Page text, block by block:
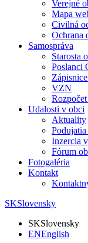
Verejné
Mapa
Civilná
Ochrana
Samospráva
Starosta
Poslanci
VZN
Udalosti v obci
Aktuality
Inzercia
Fórum
Fotogaléria
Kontakt
SKSlovensky
SKSlovensky
ENEnglish